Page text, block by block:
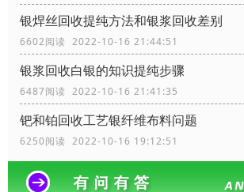
银焊丝回收提纯方法和银浆回收差别
6602阅读 2022-10-16 21:44:51
银浆回收白银的知识提纯步骤
6487阅读 2022-10-16 21:41:35
钯和铂回收工艺银纤维布料问题
6250阅读 2022-10-16 19:12:51